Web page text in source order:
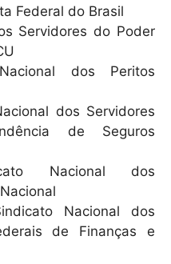
Federal do Brasil
Servidores do Poder
dos Peritos
dos Servidores
de Seguros
Nacional dos
Nacional dos
de Finanças e